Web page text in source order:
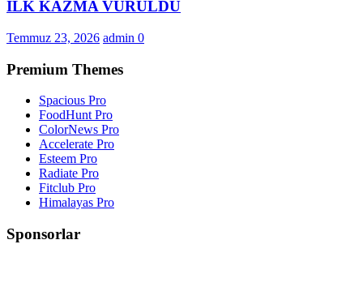
İLK KAZMA VURULDU
Temmuz 23, 2026 admin 0
Premium Themes
Spacious Pro
FoodHunt Pro
ColorNews Pro
Accelerate Pro
Esteem Pro
Radiate Pro
Fitclub Pro
Himalayas Pro
Sponsorlar